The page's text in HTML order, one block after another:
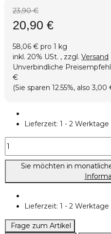
23,90 €
20,90 €
58,06 € pro 1 kg
inkl. 20% USt. , zzgl. Versand
Unverbindliche
€
(Sie sparen 12.55%, also3,00
Lieferzeit: 1 - 2 Werktage
Sie möchten in
Lieferzeit: 1 - 2 Werktage
Frage zum Artikel